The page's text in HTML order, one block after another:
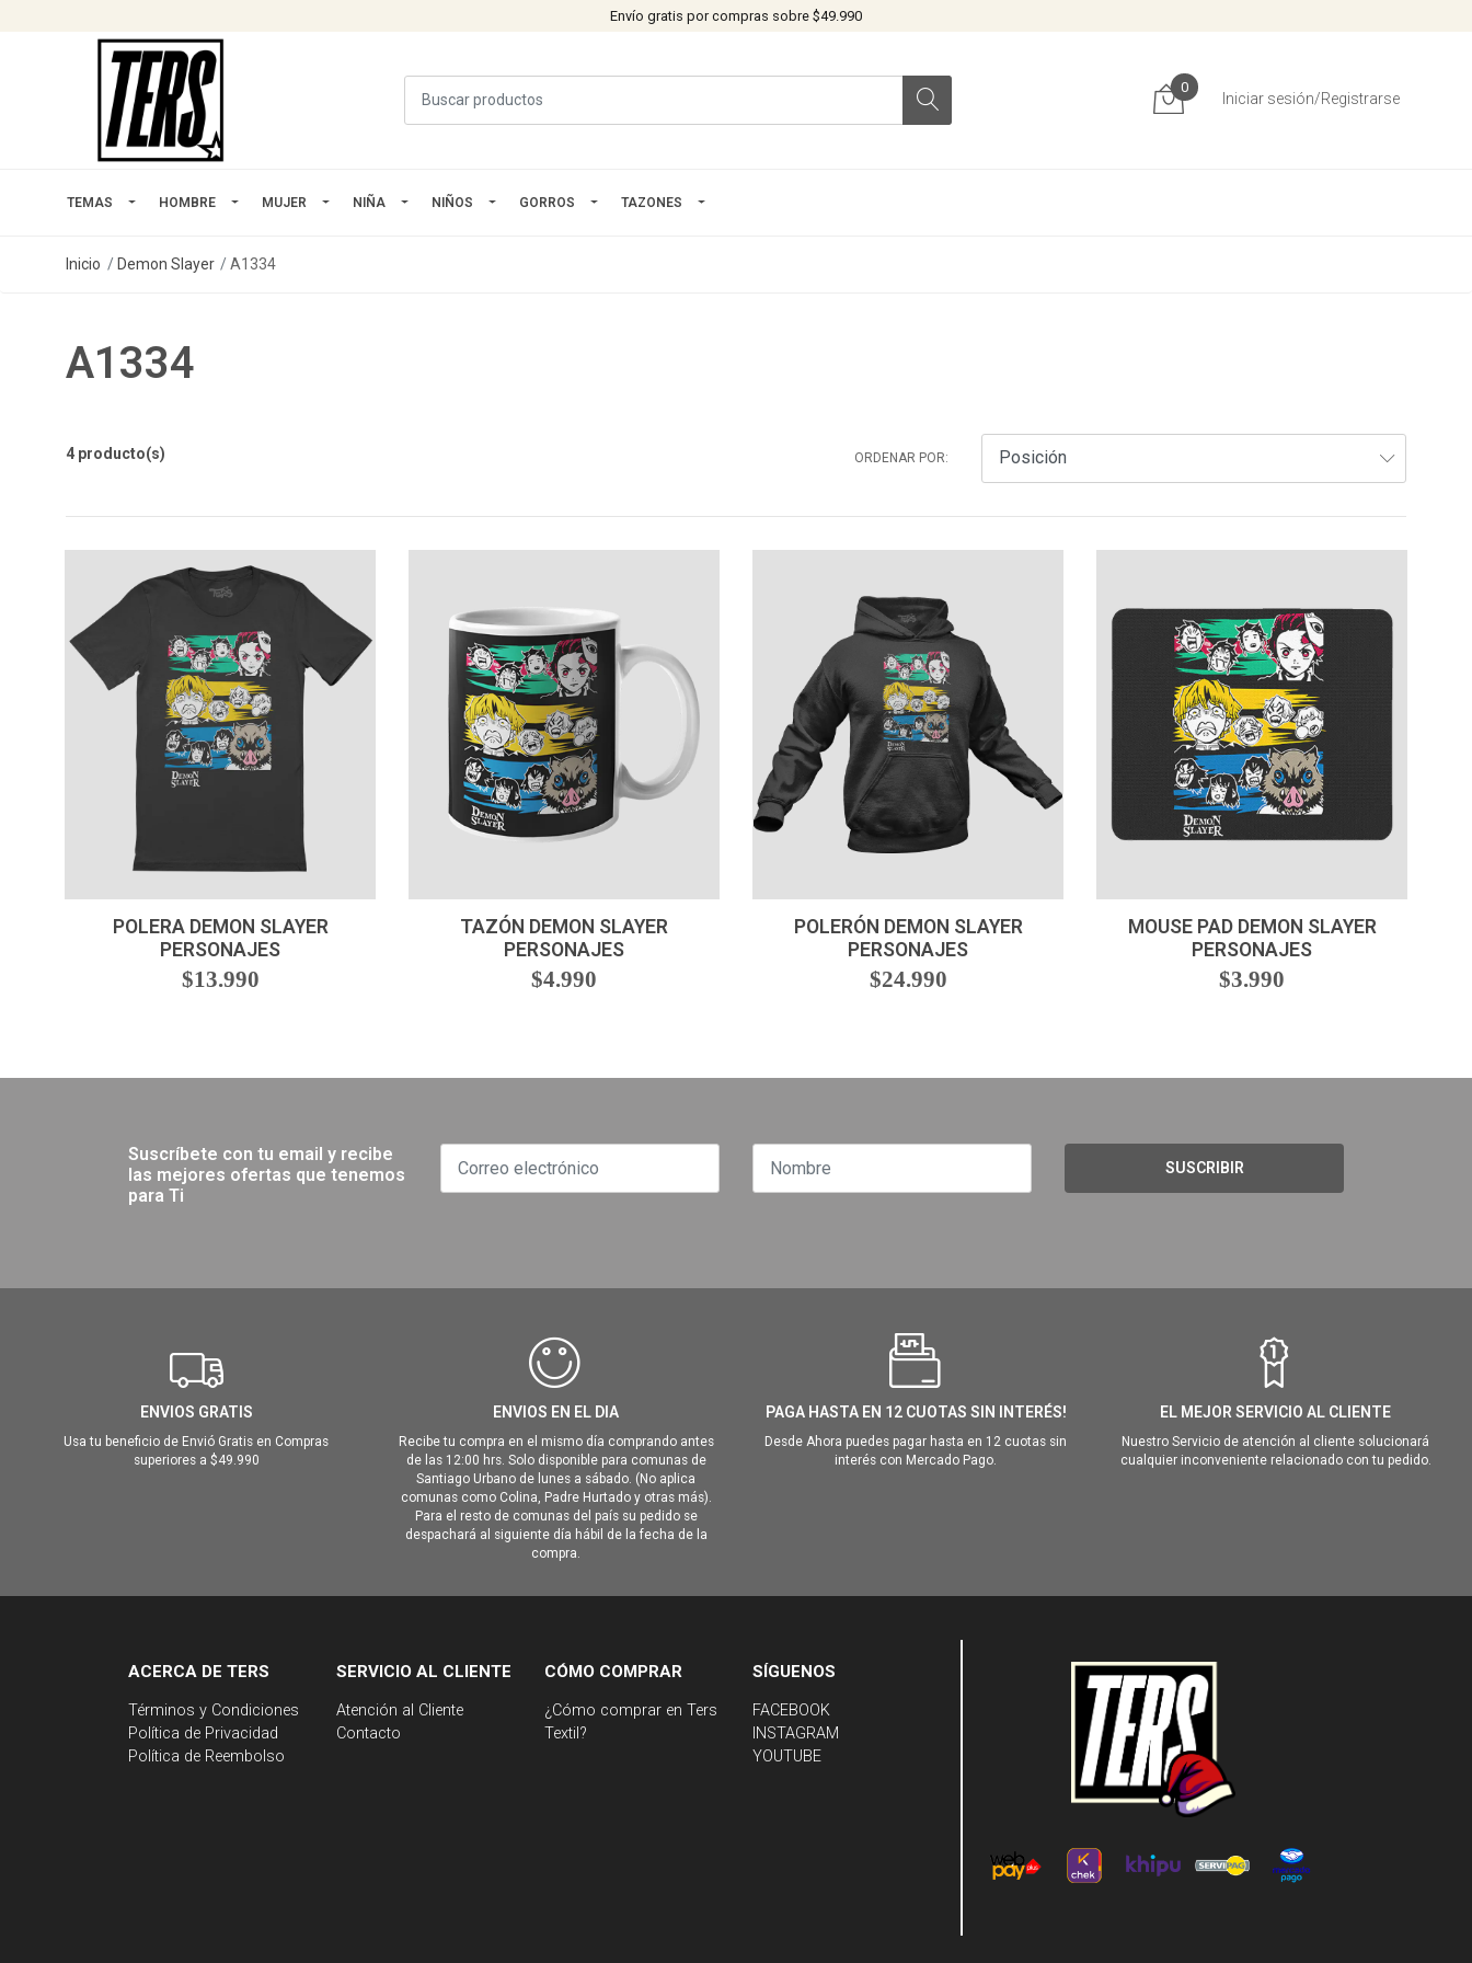
Envío gratis por compras sobre $49.990
0
Iniciar sesión/Registrarse
TEMAS HOMBRE MUJER NIÑA NIÑOS GORROS TAZONES
Inicio Demon Slayer A1334
A1334
4 producto(s) ORDENAR POR:
POLERA DEMON SLAYER
PERSONAJES
$13.990
TAZÓN DEMON SLAYER
PERSONAJES
$4.990
POLERÓN DEMON SLAYER
PERSONAJES
$24.990
MOUSE PAD DEMON SLAYER
PERSONAJES
$3.990
Suscríbete con tu email y recibe
las mejores ofertas que tenemos
para Ti
SUSCRIBIR
ENVIOS GRATIS
Usa tu beneficio de Envió Gratis en Compras
superiores a $49.990
ENVIOS EN EL DIA
Recibe tu compra en el mismo día comprando antes
de las 12:00 hrs. Solo disponible para comunas de
Santiago Urbano de lunes a sábado. (No aplica
comunas como Colina, Padre Hurtado y otras más).
Para el resto de comunas del país su pedido se
despachará al siguiente día hábil de la fecha de la
compra.
PAGA HASTA EN 12 CUOTAS SIN INTERÉS!
Desde Ahora puedes pagar hasta en 12 cuotas sin
interés con Mercado Pago.
EL MEJOR SERVICIO AL CLIENTE
Nuestro Servicio de atención al cliente solucionará
cualquier inconveniente relacionado con tu pedido.
ACERCA DE TERS
Términos y Condiciones
Política de Privacidad
Política de Reembolso
SERVICIO AL CLIENTE
Atención al Cliente
Contacto
CÓMO COMPRAR
¿Cómo comprar en Ters
Textil?
SÍGUENOS
FACEBOOK
INSTAGRAM
YOUTUBE